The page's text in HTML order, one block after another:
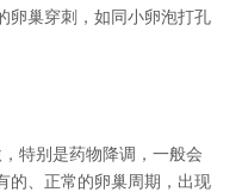
卵巢穿刺，如同小卵泡打孔
特别是药物降调，一般会
的、正常的卵巢周期，出现